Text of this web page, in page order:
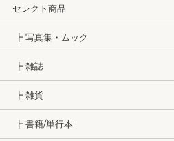
セレクト商品
┣ 写真集・ムック
┣ 雑誌
┣ 雑貨
┣ 書籍/単行本